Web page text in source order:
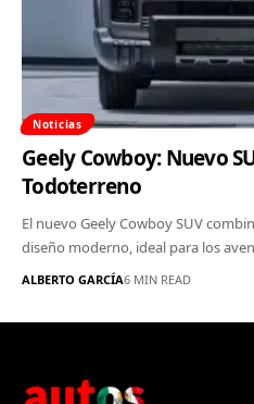
Noticias
Geely Cowboy: Nuevo
Todoterreno
El nuevo Geely Cowboy SUV
diseño moderno, ideal para los
ALBERTO GARCÍA6 MIN READ